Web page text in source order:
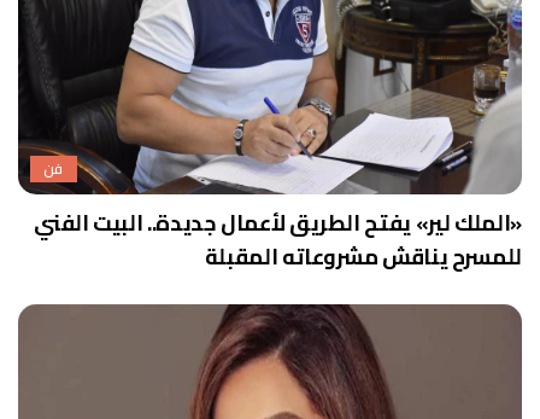
فن
«الملك لير» يفتح الطريق لأعمال جديدة.. البيت الفني
للمسرح يناقش مشروعاته المقبلة